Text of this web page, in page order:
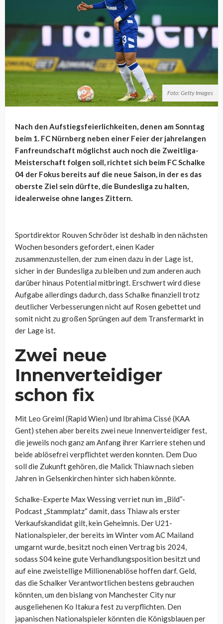
Foto: Getty Images
Nach den Aufstiegsfeierlichkeiten, denen am Sonntag
beim 1. FC Nürnberg neben einer Feier der jahrelangen
Fanfreundschaft möglichst auch noch die Zweitliga-
Meisterschaft folgen soll, richtet sich beim FC Schalke
04 der Fokus bereits auf die neue Saison, in der es das
oberste Ziel sein dürfte, die Bundesliga zu halten,
idealerweise ohne langes Zittern.
Sportdirektor Rouven Schröder ist deshalb in den nächsten
Wochen besonders gefordert, einen Kader
zusammenzustellen, der zum einen dazu in der Lage ist,
sicher in der Bundesliga zu bleiben und zum anderen auch
darüber hinaus Potential mitbringt. Erschwert wird diese
Aufgabe allerdings dadurch, dass Schalke finanziell trotz
deutlicher Verbesserungen nicht auf Rosen gebettet und
somit nicht zu großen Sprüngen auf dem Transfermarkt in
der Lage ist.
Zwei neue
Innenverteidiger
schon fix
Mit Leo Greiml (Rapid Wien) und Ibrahima Cissé (KAA
Gent) stehen aber bereits zwei neue Innenverteidiger fest,
die jeweils noch ganz am Anfang ihrer Karriere stehen und
beide ablösefrei verpflichtet werden konnten. Dem Duo
soll die Zukunft gehören, die Malick Thiaw nach sieben
Jahren in Gelsenkirchen hinter sich haben könnte.
Schalke-Experte Max Wessing verriet nun im „Bild“-
Podcast „Stammplatz“ damit, dass Thiaw als erster
Verkaufskandidat gilt, kein Geheimnis. Der U21-
Nationalspieler, der bereits im Winter vom AC Mailand
umgarnt wurde, besitzt noch einen Vertrag bis 2024,
sodass S04 keine gute Verhandlungsposition besitzt und
auf eine zweistellige Millionenablöse hoffen darf. Geld,
das die Schalker Verantwortlichen bestens gebrauchen
könnten, um den bislang von Manchester City nur
ausgeliehenen Ko Itakura fest zu verpflichten. Den
japanischen Nationalspieler könnten die Königsblauen per